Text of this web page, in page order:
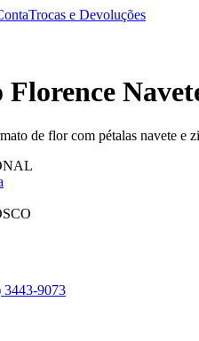
Trocas e Devoluções
de flor com pétalas navete e
3443-9073